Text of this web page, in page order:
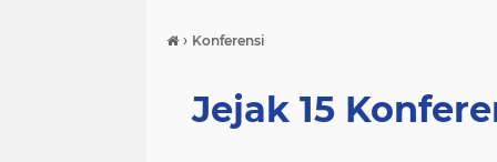
› Konferensi
Jejak 15